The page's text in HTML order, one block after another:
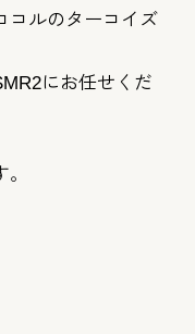
コルのターコイズ
にお任せくだ